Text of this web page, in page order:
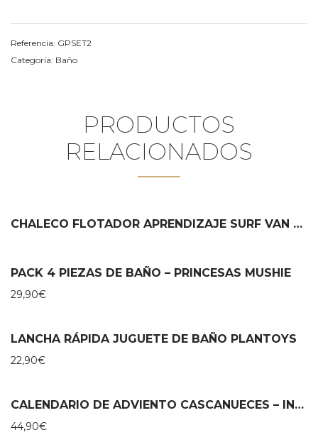
Referencia: GPSET2
Categoría: Baño
PRODUCTOS
RELACIONADOS
CHALECO FLOTADOR APRENDIZAJE SURF VAN MONNËKA
PACK 4 PIEZAS DE BAÑO – PRINCESAS MUSHIE
29,90€
LANCHA RÁPIDA JUGUETE DE BAÑO PLANTOYS
22,90€
CALENDARIO DE ADVIENTO CASCANUECES – INUWET
44,90€